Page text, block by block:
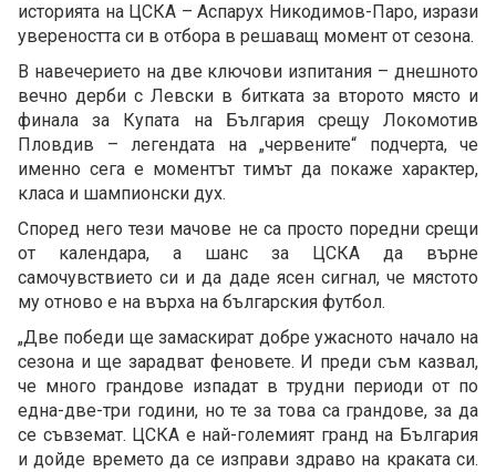
историята на ЦСКА – Аспарух Никодимов-Паро, изрази
увереността си в отбора в решаващ момент от сезона.
В навечерието на две ключови изпитания – днешното
вечно дерби с Левски в битката за второто място и
финала за Купата на България срещу Локомотив
Пловдив – легендата на „червените“ подчерта, че
именно сега е моментът тимът да покаже характер,
класа и шампионски дух.
Според него тези мачове не са просто поредни срещи
от календара, а шанс за ЦСКА да върне
самочувствието си и да даде ясен сигнал, че мястото
му отново е на върха на българския футбол.
„Две победи ще замаскират добре ужасното начало на
сезона и ще зарадват феновете. И преди съм казвал,
че много грандове изпадат в трудни периоди от по
една-две-три години, но те за това са грандове, за да
се съвземат. ЦСКА е най-големият гранд на България
и дойде времето да се изправи здраво на краката си.